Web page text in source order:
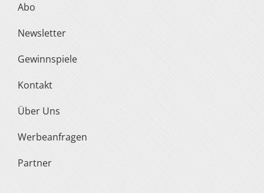
Abo
Newsletter
Gewinnspiele
Kontakt
Über Uns
Werbeanfragen
Partner